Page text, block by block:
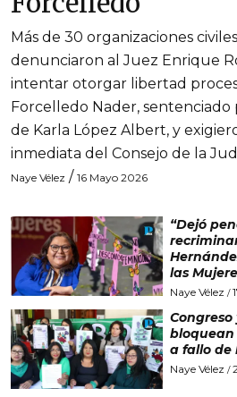
Más de 30 organizaciones
denunciaron al Juez Enrique
intentar otorgar libertad
Forcelledo Nader, sentenciado
de Karla López Albert, y
inmediata del Consejo de la
Naye Vélez / 16 Mayo 2026
“Dejó
las
Naye Vélez /
bloquean
a fallo de
Naye Vélez /